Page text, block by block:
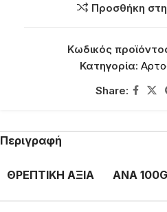
Προσθήκη στη
Κωδικός
Κατηγορία:
Share:
Περιγραφή
ΘΡΕΠΤΙΚΗ ΑΞΙΑ ΑΝΑ 100G